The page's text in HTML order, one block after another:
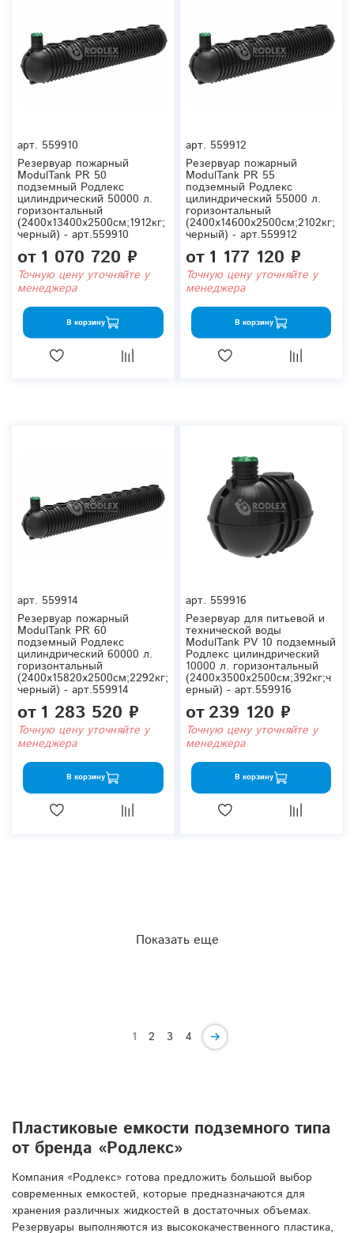
арт. 559910
Резервуар пожарный
ModulTank PR 50
подземный Родлекс
цилиндрический 50000 л.
горизонтальный
(2400x13400x2500см;1912кг;
черный) - арт.559910
от 1 070 720 ₽
Точную цену уточняйте у
менеджера
В корзину
арт. 559912
Резервуар пожарный
ModulTank PR 55
подземный Родлекс
цилиндрический 55000 л.
горизонтальный
(2400x14600x2500см;2102кг;
черный) - арт.559912
от 1 177 120 ₽
Точную цену уточняйте у
менеджера
В корзину
арт. 559914
Резервуар пожарный
ModulTank PR 60
подземный Родлекс
цилиндрический 60000 л.
горизонтальный
(2400x15820x2500см;2292кг;
черный) - арт.559914
от 1 283 520 ₽
Точную цену уточняйте у
менеджера
В корзину
арт. 559916
Резервуар для питьевой и
технической воды
ModulTank PV 10 подземный
Родлекс цилиндрический
10000 л. горизонтальный
(2400x3500x2500см;392кг;ч
ерный) - арт.559916
от239 120 ₽
Точную цену уточняйте у
менеджера
В корзину
Показать еще
1 2 3 4
Пластиковые емкости подземного типа
от бренда «Родлекс»
Компания «Родлекс» готова предложить большой выбор
современных емкостей, которые предназначаются для
хранения различных жидкостей в достаточных объемах.
Резервуары выполняются из высококачественного пластика,